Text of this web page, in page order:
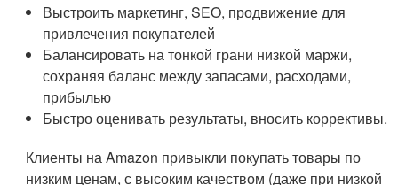
Выстроить маркетинг, SEO, продвижение для
привлечения покупателей
Балансировать на тонкой грани низкой маржи,
сохраняя баланс между запасами, расходами,
прибылью
Быстро оценивать результаты, вносить коррективы.
Клиенты на Amazon привыкли покупать товары по
низким ценам, с высоким качеством (даже при низкой